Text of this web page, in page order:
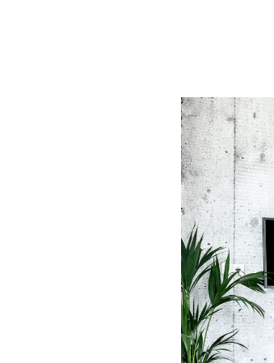
ou sur la touche ESC pour fermer